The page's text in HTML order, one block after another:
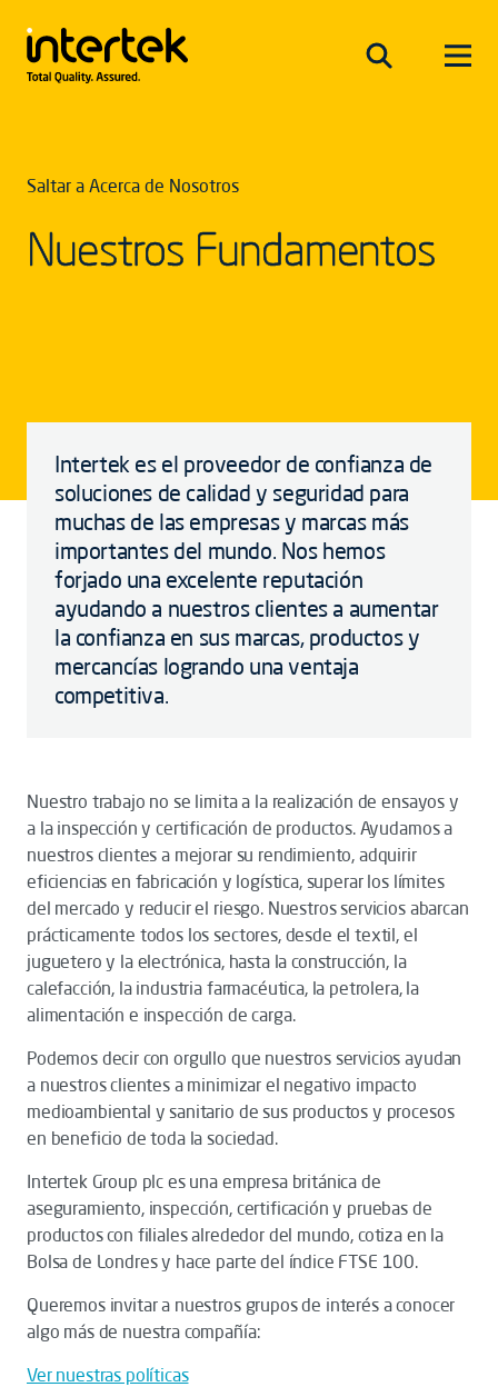
Saltar a Acerca de Nosotros
Nuestros Fundamentos
Intertek es el proveedor de confianza de
soluciones de calidad y seguridad para
muchas de las empresas y marcas más
importantes del mundo. Nos hemos
forjado una excelente reputación
ayudando a nuestros clientes a aumentar
la confianza en sus marcas, productos y
mercancías logrando una ventaja
competitiva.
Nuestro trabajo no se limita a la realización de ensayos y
a la inspección y certificación de productos. Ayudamos a
nuestros clientes a mejorar su rendimiento, adquirir
eficiencias en fabricación y logística, superar los límites
del mercado y reducir el riesgo. Nuestros servicios abarcan
prácticamente todos los sectores, desde el textil, el
juguetero y la electrónica, hasta la construcción, la
calefacción, la industria farmacéutica, la petrolera, la
alimentación e inspección de carga.
Podemos decir con orgullo que nuestros servicios ayudan
a nuestros clientes a minimizar el negativo impacto
medioambiental y sanitario de sus productos y procesos
en beneficio de toda la sociedad.
Intertek Group plc es una empresa británica de
aseguramiento, inspección, certificación y pruebas de
productos con filiales alrededor del mundo, cotiza en la
Bolsa de Londres y hace parte del índice FTSE 100.
Queremos invitar a nuestros grupos de interés a conocer
algo más de nuestra compañía:
Ver nuestras políticas